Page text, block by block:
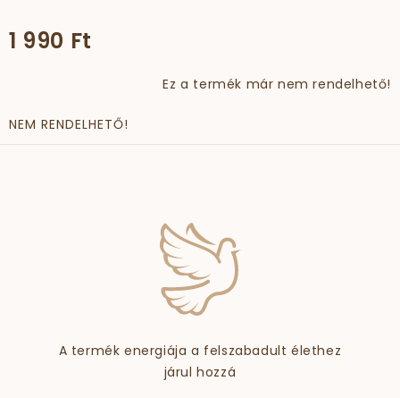
1 990 Ft
Ez a termék már nem rendelhető!
NEM RENDELHETŐ!
A termék energiája a felszabadult élethez
járul hozzá